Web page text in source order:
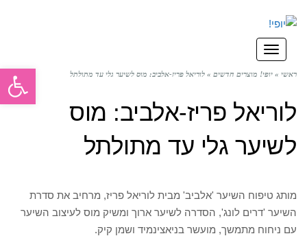
תפריט
ראשי » יופי! מוצרים חדשים » לוריאל פריז-אלביב: מוס לשיער גלי עד מתולתל
לוריאל פריז-אלביב: מוס
לשיער גלי עד מתולתל
מותג טיפוח השיער 'אלביב' מבית לוריאל פריז, מרחיב את סדרת
השיער 'דרים לונג', הסדרה לשיער ארוך ומשיק מוס לעיצוב השיער
עם ניחוח מתמשך, מועשר בניאצינמיד ושמן קיק.
פתח